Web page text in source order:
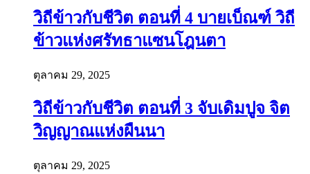
วิถีข้าวกับชีวิต ตอนที่ 4 บายเบ็ณฑ์ วิถี
ข้าวแห่งศรัทธาแซนโฎนตา
ตุลาคม 29, 2025
วิถีข้าวกับชีวิต ตอนที่ 3 จับเดิมปูจ จิต
วิญญาณแห่งผืนนา
ตุลาคม 29, 2025